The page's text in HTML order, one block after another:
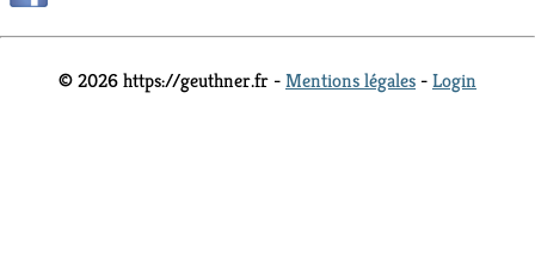
© 2026 https://geuthner.fr -Mentions légales -Login